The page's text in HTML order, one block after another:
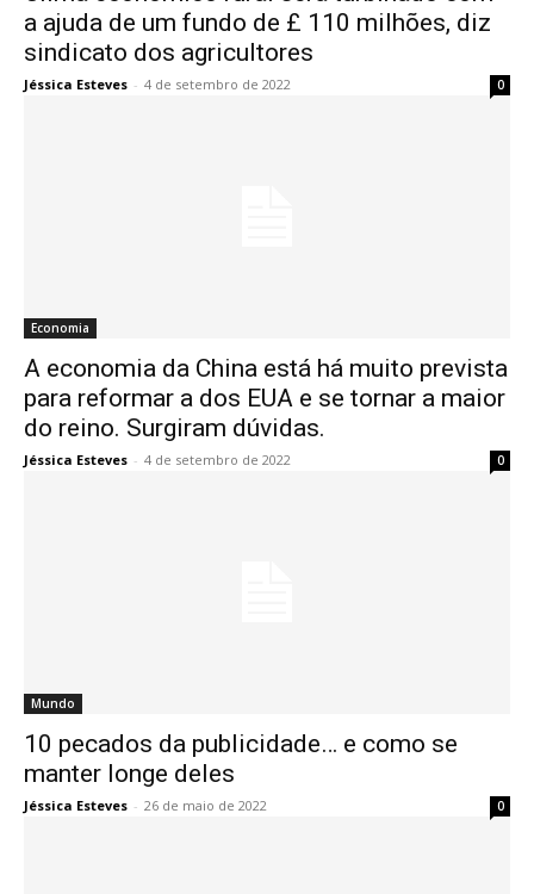
a ajuda de um fundo de £ 110 milhões, diz
sindicato dos agricultores
Jéssica Esteves - 4 de setembro de 2022 0
Economia
A economia da China está há muito prevista
para reformar a dos EUA e se tornar a maior
do reino. Surgiram dúvidas.
Jéssica Esteves - 4 de setembro de 2022 0
Mundo
10 pecados da publicidade… e como se
manter longe deles
Jéssica Esteves - 26 de maio de 2022 0